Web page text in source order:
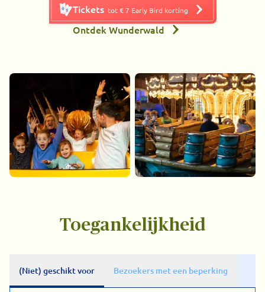
Tickets tot € 7 Early Bird korting
Ontdek Wunderwald
Toegankelijkheid
(Niet) geschikt voor Bezoekers met een beperking